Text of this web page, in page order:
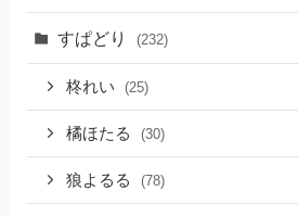
すぱどり (232)
柊れい (25)
橘ほたる (30)
狼よるる (78)